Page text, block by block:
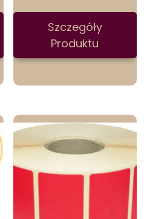
Szczegóły
Produktu